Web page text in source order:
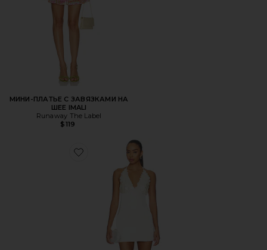
МИНИ-ПЛАТЬЕ С ЗАВЯЗКАМИ НА
ШЕЕ IMALI
Runaway The Label
$119
Favorite ПЛАТЬЕ SIMI